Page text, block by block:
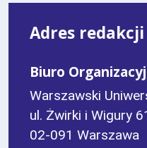
Adres
Biuro
Warszawski
ul. Żwirki i Wigury
02-091 Warszawa